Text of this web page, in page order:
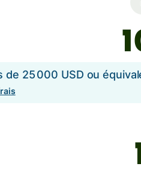
de 25 000 USD ou